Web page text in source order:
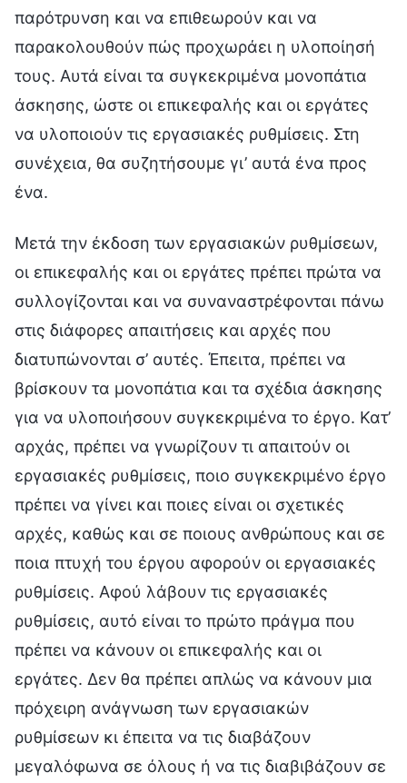
παρότρυνση και να επιθεωρούν και να
παρακολουθούν πώς προχωράει η υλοποίησή
τους. Αυτά είναι τα συγκεκριμένα μονοπάτια
άσκησης, ώστε οι επικεφαλής και οι εργάτες
να υλοποιούν τις εργασιακές ρυθμίσεις. Στη
συνέχεια, θα συζητήσουμε γι’ αυτά ένα προς
ένα.
Μετά την έκδοση των εργασιακών ρυθμίσεων,
οι επικεφαλής και οι εργάτες πρέπει πρώτα να
συλλογίζονται και να συναναστρέφονται πάνω
στις διάφορες απαιτήσεις και αρχές που
διατυπώνονται σ’ αυτές. Έπειτα, πρέπει να
βρίσκουν τα μονοπάτια και τα σχέδια άσκησης
για να υλοποιήσουν συγκεκριμένα το έργο. Κατ’
αρχάς, πρέπει να γνωρίζουν τι απαιτούν οι
εργασιακές ρυθμίσεις, ποιο συγκεκριμένο έργο
πρέπει να γίνει και ποιες είναι οι σχετικές
αρχές, καθώς και σε ποιους ανθρώπους και σε
ποια πτυχή του έργου αφορούν οι εργασιακές
ρυθμίσεις. Αφού λάβουν τις εργασιακές
ρυθμίσεις, αυτό είναι το πρώτο πράγμα που
πρέπει να κάνουν οι επικεφαλής και οι
εργάτες. Δεν θα πρέπει απλώς να κάνουν μια
πρόχειρη ανάγνωση των εργασιακών
ρυθμίσεων κι έπειτα να τις διαβάζουν
μεγαλόφωνα σε όλους ή να τις διαβιβάζουν σε